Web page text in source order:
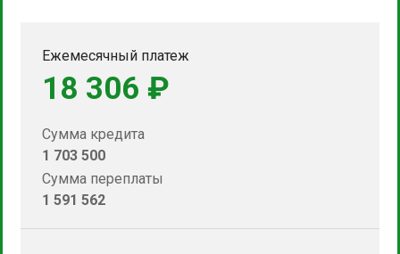
Ежемесячный платеж
18 306 ₽
Сумма кредита
1 703 500
Сумма переплаты
1 591 562